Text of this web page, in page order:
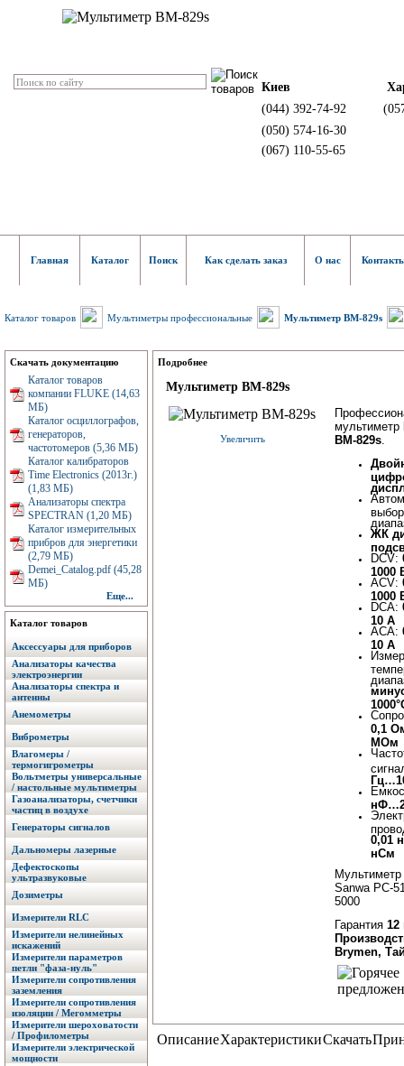
Киев
(044) 392-74-92
(050) 574-16-30
(067) 110-55-65
Главная Каталог Поиск Как сделать заказ О нас
Каталог товаров Мультиметры профессиональные Мультиметр BM-829s
Скачать документацию
Каталог товаров
компании FLUKE (14,63
МБ)
Каталог осциллографов,
генераторов,
частотомеров (5,36 МБ)
Каталог калибраторов
Time Electronics (2013г.)
(1,83 МБ)
Анализаторы спектра
SPECTRAN (1,20 МБ)
Каталог измерительных
прибров для энергетики
(2,79 МБ)
Demei_Catalog.pdf (45,28
МБ)
Еще...
Каталог товаров
Аксессуары для приборов
Анализаторы качества
электроэнергии
Анализаторы спектра и
антенны
Анемометры
Виброметры
Влагомеры /
термогигрометры
Вольтметры универсальные
/ настольные мультиметры
Газоанализаторы, счетчики
частиц в воздухе
Генераторы сигналов
Дальномеры лазерные
Дефектоскопы
ультразвуковые
Дозиметры
Измерители RLC
Измерители нелинейных
искажений
Измерители параметров
петли "фаза-нуль"
Измерители сопротивления
заземления
Измерители сопротивления
изоляции / Мегомметры
Измерители шероховатости
/ Профилометры
Измерители электрической
мощности
Подробнее
Мультиметр BM-829s
Увеличить
мультиметр
BM-829s.
выбор
ЖК
DCV:
1000
ACV:
1000
DСА:
10 А
АСА:
10 А
0,1
МОм
0,01
нСм
Мультиметр
Sanwa PC-
5000
Гарантия 12
Brymen,
ОписаниеХарактеристикиСкачать